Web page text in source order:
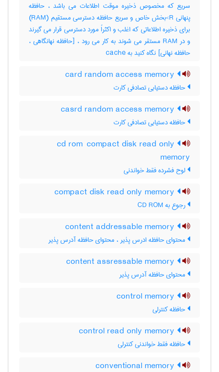
سریع که مخصوص ذخیره موقت اطلاعات می باشد ، حافظه
پنهانی R>بخش خاص و سریع حافظه دسترسی مستقیم (RAM)
برای ذخیره اطلاعاتی که اغلب و اکثراً مورد دسترسی قرار می گیرند
و در RAM مستقر می شوند به کار می رود ، [حافظه نهانگاهی ،
حافظه نهانی] نگاه کنید به ‎ cache
حافظه دستیابی تصادفی کارت
حافظه دستیابی تصادفی کارت
cd rom compact disk read only
memory
لوح فشرده فقط خواندنی
رجوع به CD ROM
محتوای حافظه ادرس پذیر ، محتوای حافظه آدرس پذیر
محتوای حافظه آدرس پذیر
حافظه کنترلی
حافظه فقط خواندنی کنترلی